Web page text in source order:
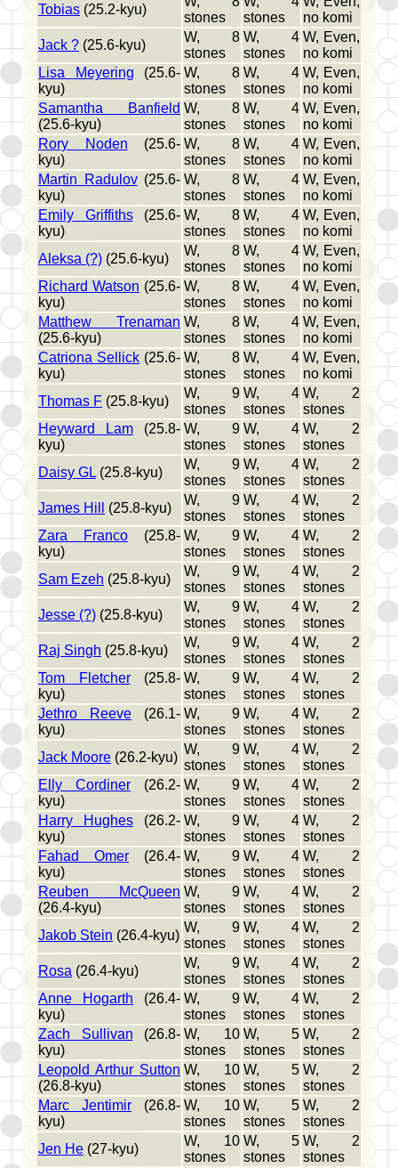
Tobias (25.2-kyu)
stones
stones
no komi
Jack ? (25.6-kyu)
W, 8
stones
W, 4
stones
W, Even,
no komi
Lisa Meyering (25.6-
kyu)
W, 8
stones
W, 4
stones
W, Even,
no komi
Samantha Banfield
(25.6-kyu)
W, 8
stones
W, 4
stones
W, Even,
no komi
Rory Noden (25.6-
kyu)
W, 8
stones
W, 4
stones
W, Even,
no komi
Martin Radulov(25.6-
kyu)
W, 8
stones
W, 4
stones
W, Even,
no komi
Emily Griffiths(25.6-
kyu)
W, 8
stones
W, 4
stones
W, Even,
no komi
Aleksa (?) (25.6-kyu)
W, 8
stones
W, 4
stones
W, Even,
no komi
Richard Watson (25.6-
kyu)
W, 8
stones
W, 4
stones
W, Even,
no komi
Matthew Trenaman
(25.6-kyu)
W, 8
stones
W, 4
stones
W, Even,
no komi
Catriona Sellick (25.6-
kyu)
W, 8
stones
W, 4
stones
W, Even,
no komi
Thomas F (25.8-kyu)
W, 9
stones
W, 4
stones
W, 2
stones
Heyward Lam (25.8-
kyu)
W, 9
stones
W, 4
stones
W, 2
stones
Daisy GL(25.8-kyu)
W, 9
stones
W, 4
stones
W, 2
stones
James Hill
(25.8-kyu)
W, 9
stones
W, 4
stones
W, 2
stones
Zara Franco (25.8-
kyu)
W, 9
stones
W, 4
stones
W, 2
stones
Sam Ezeh (25.8-kyu)
W, 9
stones
W, 4
stones
W, 2
stones
Jesse (?) (25.8-kyu)
W, 9
stones
W, 4
stones
W, 2
stones
Raj Singh (25.8-kyu)
W, 9
stones
W, 4
stones
W, 2
stones
Tom Fletcher(25.8-
kyu)
W, 9
stones
W, 4
stones
W, 2
stones
Jethro Reeve (26.1-
kyu)
W, 9
stones
W, 4
stones
W, 2
stones
Jack Moore (26.2-kyu)
W, 9
stones
W, 4
stones
W, 2
stones
Elly Cordiner (26.2-
kyu)
W, 9
stones
W, 4
stones
W, 2
stones
Harry Hughes (26.2-
kyu)
W, 9
stones
W, 4
stones
W, 2
stones
Fahad Omer (26.4-
kyu)
W, 9
stones
W, 4
stones
W, 2
stones
Reuben McQueen
(26.4-kyu)
W, 9
stones
W, 4
stones
W, 2
stones
Jakob Stein (26.4-kyu)
W, 9
stones
W, 4
stones
W, 2
stones
Rosa (26.4-kyu)
W, 9
stones
W, 4
stones
W, 2
stones
Anne Hogarth (26.4-
kyu)
W, 9
stones
W, 4
stones
W, 2
stones
Zach Sullivan (26.8-
kyu)
W, 10
stones
W, 5
stones
W, 2
stones
Leopold Arthur Sutton
(26.8-kyu)
W, 10
stones
W, 5
stones
W, 2
stones
Marc Jentimir (26.8-
kyu)
W, 10
stones
W, 5
stones
W, 2
stones
Jen He (27-kyu)
W, 10
stones
W, 5
stones
W, 2
stones